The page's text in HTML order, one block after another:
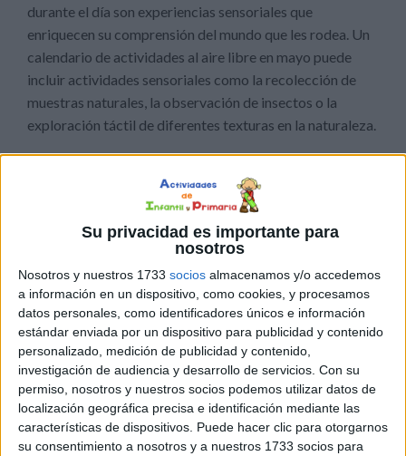
Su privacidad es importante para
nosotros
Nosotros y nuestros 1733 socios almacenamos y/o accedemos
a información en un dispositivo, como cookies, y procesamos
datos personales, como identificadores únicos e información
estándar enviada por un dispositivo para publicidad y contenido
personalizado, medición de publicidad y contenido,
investigación de audiencia y desarrollo de servicios. Con su
permiso, nosotros y nuestros socios podemos utilizar datos de
localización geográfica precisa e identificación mediante las
características de dispositivos. Puede hacer clic para otorgarnos
su consentimiento a nosotros y a nuestros 1733 socios para
durante el día son experiencias sensoriales que
enriquecen su comprensión del mundo que les rodea. Un
calendario de actividades al aire libre en mayo puede
incluir actividades sensoriales como la recolección de
muestras naturales, la observación de insectos o la
exploración táctil de diferentes texturas en la naturaleza.
saludable desde una edad temprana. Correr, saltar, trepar
y jugar al aire libre no solo desarrolla la coordinación
motora y la fuerza física, sino que también promueve
calendario de actividades al aire libre puede incluir
juegos grupales, carreras de obstáculos, circuitos de
juegos y otras actividades físicas que mantengan a los
niños activos y comprometidos.
Fomentar una conexión con la naturaleza desde una edad
temprana es fundamental para cultivar una apreciación
por el medio ambiente y una actitud de cuidado hacia él.